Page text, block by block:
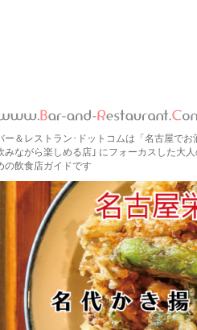
ー＆レストラン･ドットコムは「名古屋でお
みながら楽しめる店｣ にフォーカスした大
の飲食店ガイドです